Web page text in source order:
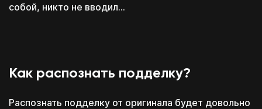
собой, никто не вводил...
Как распознать подделку?
Распознать подделку от оригинала будет довольно